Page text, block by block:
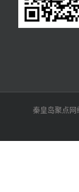
秦皇岛聚点